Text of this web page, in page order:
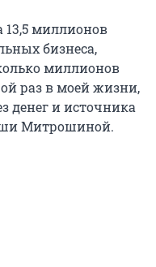
13,5 миллионов
бизнеса,
миллионов
раз в моей жизни,
денег и источника
Митрошиной.